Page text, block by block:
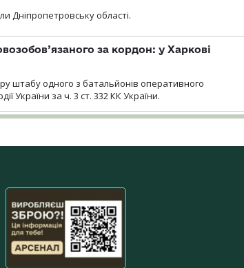
Дніпропетровську області.
за кордон: у Харкові
штабу одного з батальйонів оперативного
України за ч. 3 ст. 332 КК України.